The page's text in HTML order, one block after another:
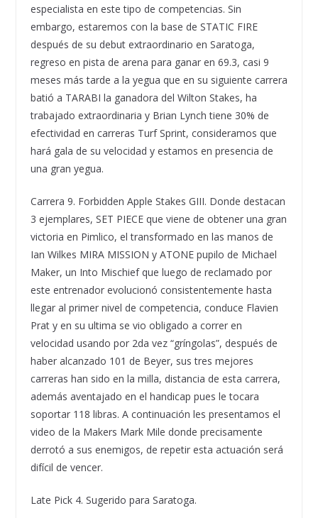
especialista en este tipo de competencias. Sin
embargo, estaremos con la base de STATIC FIRE
después de su debut extraordinario en Saratoga,
regreso en pista de arena para ganar en 69.3, casi 9
meses más tarde a la yegua que en su siguiente carrera
batió a TARABI la ganadora del Wilton Stakes, ha
trabajado extraordinaria y Brian Lynch tiene 30% de
efectividad en carreras Turf Sprint, consideramos que
hará gala de su velocidad y estamos en presencia de
una gran yegua.
Carrera 9. Forbidden Apple Stakes GIII. Donde destacan
3 ejemplares, SET PIECE que viene de obtener una gran
victoria en Pimlico, el transformado en las manos de
Ian Wilkes MIRA MISSION y ATONE pupilo de Michael
Maker, un Into Mischief que luego de reclamado por
este entrenador evolucionó consistentemente hasta
llegar al primer nivel de competencia, conduce Flavien
Prat y en su ultima se vio obligado a correr en
velocidad usando por 2da vez “gríngolas”, después de
haber alcanzado 101 de Beyer, sus tres mejores
carreras han sido en la milla, distancia de esta carrera,
además aventajado en el handicap pues le tocara
soportar 118 libras. A continuación les presentamos el
video de la Makers Mark Mile donde precisamente
derrotó a sus enemigos, de repetir esta actuación será
difícil de vencer.
Late Pick 4. Sugerido para Saratoga.